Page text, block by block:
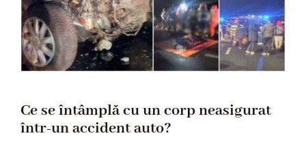
Ce se întâmplă cu un corp neasigurat
într-un accident auto?